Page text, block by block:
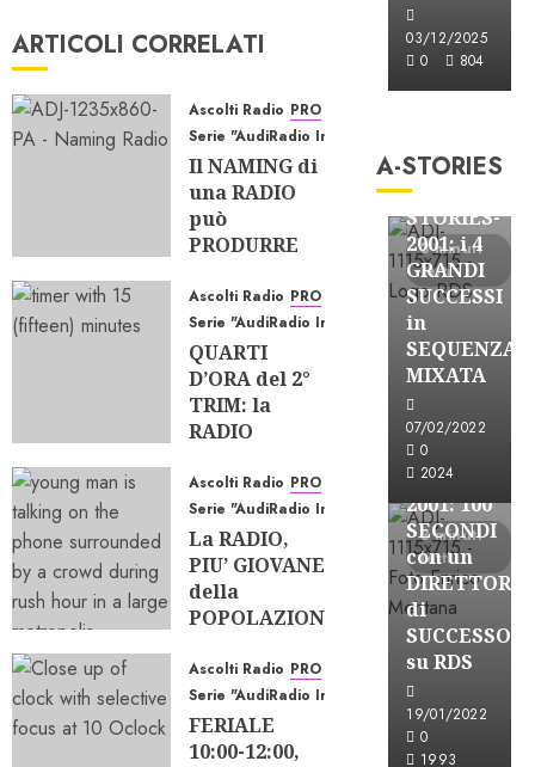
ARTICOLI CORRELATI
Ascolti Radio PRO
Serie "AudiRadio Insights"
Il NAMING di
una RADIO
può
PRODURRE
07/08/2026
0
56
Ascolti Radio PRO
Serie "AudiRadio Insights"
QUARTI
D’ORA del 2°
TRIM: la
RADIO
EQUILIBRI
CAMBIANO
23/07/2026
0
184
Ascolti Radio PRO
Serie "AudiRadio Insights"
La RADIO,
PIU’ GIOVANE
della
POPOLAZIONE;
STAZIONI?
22/06/2026
0
205
Ascolti Radio PRO
Serie "AudiRadio Insights"
FERIALE
10:00-12:00,
03/12/2025
0
804
A-STORIES
3 minuti
letti
FREE
A-
STORIES-
2001: i 4
GRANDI
SUCCESSI
in
SEQUENZA
MIXATA
07/02/2022
0
2024
3 minuti
letti
A-Stories
FREE
A-
STORIES-
2001: 100
SECONDI
con un
DIRETTORE
di
SUCCESSO
su RDS
19/01/2022
0
1993
A-Stories